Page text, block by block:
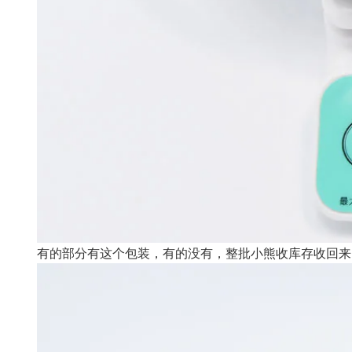
有的部分有这个包装，有的没有，整批小熊收库存收回